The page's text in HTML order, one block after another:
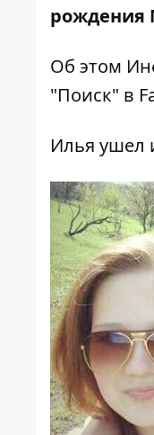
рождения
Об этом
"Поиск" в
Илья ушел